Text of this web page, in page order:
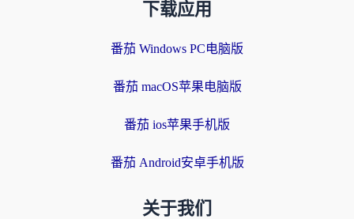
下载应用
番茄 Windows PC电脑版
番茄 macOS苹果电脑版
番茄 ios苹果手机版
番茄 Android安卓手机版
关于我们